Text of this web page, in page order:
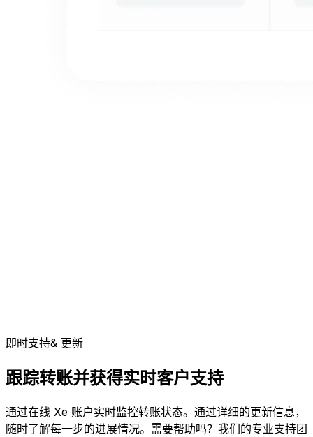
即时支持& 更新
跟踪转账并获得实时客户支持
通过在线 Xe 账户实时监控转账状态。通过详细的更新信息，
随时了解每一步的进展情况。需要帮助吗？我们的专业支持团